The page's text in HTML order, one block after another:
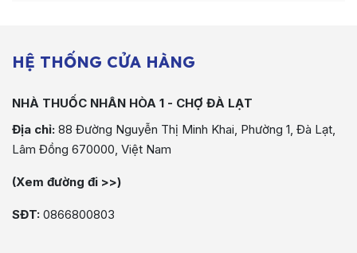
HỆ THỐNG CỬA HÀNG
NHÀ THUỐC NHÂN HÒA 1 - CHỢ ĐÀ LẠT
Địa chỉ: 88 Đường Nguyễn Thị Minh Khai, Phường 1, Đà Lạt,
Lâm Đồng 670000, Việt Nam
(Xem đường đi >>)
SĐT: 0866800803